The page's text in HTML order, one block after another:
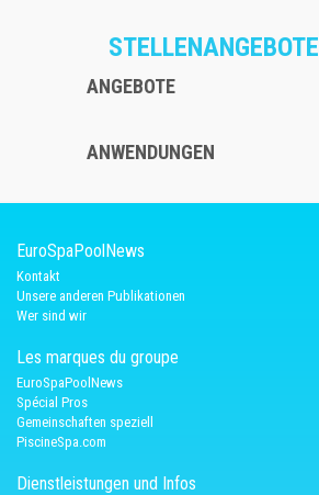
STELLENANGEBOTE
ANGEBOTE
ANWENDUNGEN
EuroSpaPoolNews
Kontakt
Unsere anderen Publikationen
Wer sind wir
Les marques du groupe
EuroSpaPoolNews
Spécial Pros
Gemeinschaften speziell
PiscineSpa.com
Dienstleistungen und Infos